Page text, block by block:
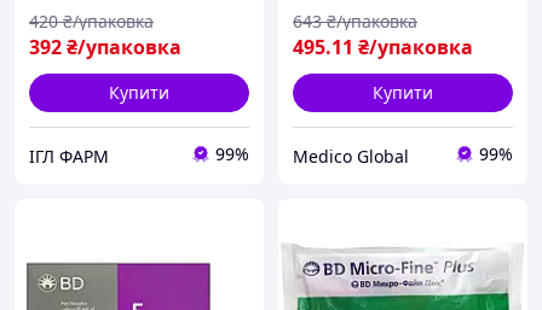
392₴/упаковка
420 ₴/упаковка
Купити
ІГЛ ФАРМ 99%
495.11 ₴/упаковка
643 ₴/упаковка
Купити
Medico Global 99%